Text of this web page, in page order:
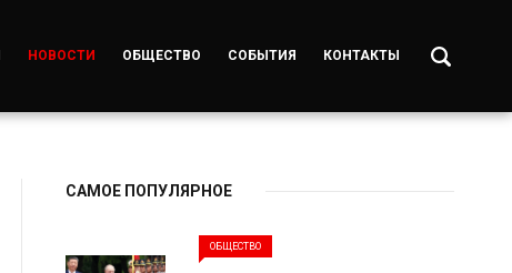
НОВОСТИ ОБЩЕСТВО СОБЫТИЯ КОНТАКТЫ
САМОЕ ПОПУЛЯРНОЕ
ОБЩЕСТВО